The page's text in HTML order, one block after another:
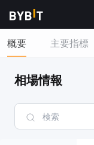
概要 主要指標
相場情報